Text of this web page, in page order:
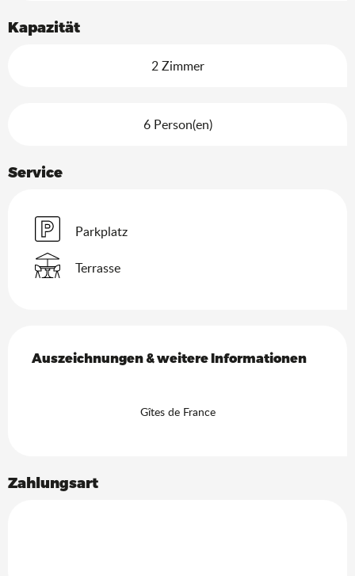
Kapazität
2 Zimmer
6 Person(en)
Service
Parkplatz
Terrasse
Auszeichnungen & weitere Informationen
Auszeichnungen & weitere Informationen
Gîtes de France
Zahlungsart